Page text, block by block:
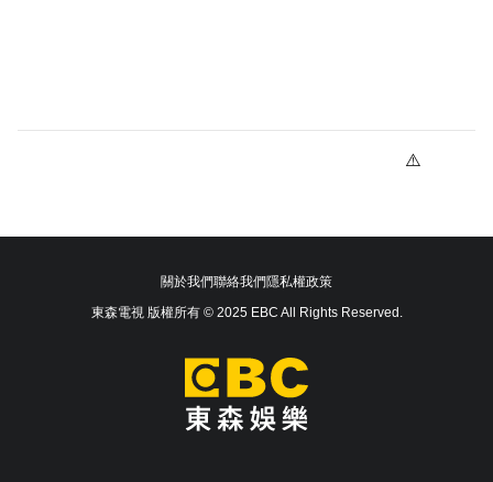
關於我們聯絡我們隱私權政策
東森電視 版權所有 © 2025 EBC All Rights Reserved.